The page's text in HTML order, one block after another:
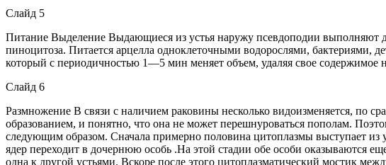
Слайд 5
Питание Выделение Выдающиеся из устья наружу псевдоподии
пиноцитоза. Питается арцелла одноклеточными водорослями, бактериями,
который с периодичностью 1—5 мин меняет объем, удаляя свое содержимое
Слайд 6
Размножение В связи с наличием раковины несколько видоизменяется, по
образованием, и понятно, что она не может перешнуроваться пополам.
следующим образом. Сначала примерно половина цитоплазмы выступает из
ядер переходит в дочернюю особь .На этой стадии обе особи оказываются
одна к другой устьями. Вскоре после этого цитоплазматический мостик